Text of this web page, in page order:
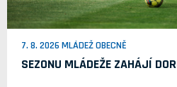
7. 8. 2026 MLÁDEŽ OBECNĚ
SEZONU MLÁDEŽE ZAHÁJÍ